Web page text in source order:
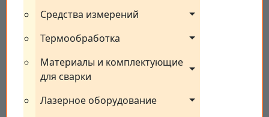
Средства измерений
Термообработка
Материалы и комплектующие
для сварки
Лазерное оборудование